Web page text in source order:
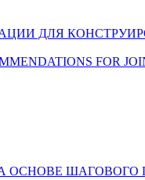
ДЛЯ
FOR
ОСНОВЕ